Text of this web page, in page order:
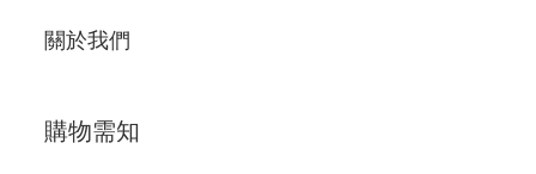
關於我們
購物需知